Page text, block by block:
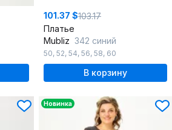
101.37 $103.17
Платье
Mubliz 342 синий
50, 52, 54, 56, 58, 60
В корзину
Новинка